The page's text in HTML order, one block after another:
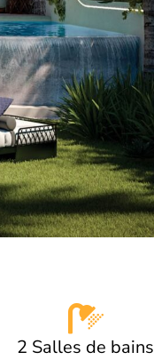
2 Salles de bains